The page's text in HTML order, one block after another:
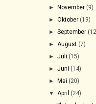
►November (9)
►Oktober (19)
►September
► August (7)
►Juli (15)
►Juni (14)
►Mai (20)
▼ April (24)